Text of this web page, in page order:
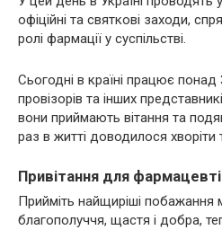
офіційні та святкові заходи,
ролі фармації у суспільстві.
Сьогодні в країні працює
провізорів та інших
вони приймають вітання та
раз в житті доводилося хворіти
Привітання для
Прийміть найщиріші побажання
благополуччя, щастя і добра,